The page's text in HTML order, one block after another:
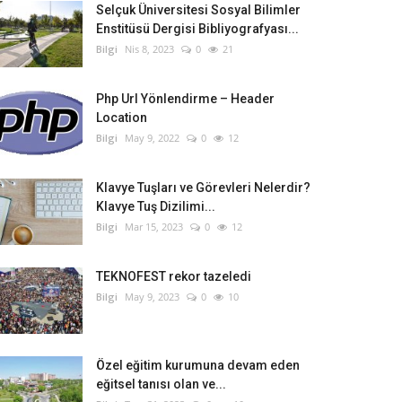
Selçuk Üniversitesi Sosyal Bilimler
Enstitüsü Dergisi Bibliyografyası...
Bilgi Nis 8, 2023 0 21
Php Url Yönlendirme – Header
Location
Bilgi May 9, 2022 0 12
Klavye Tuşları ve Görevleri Nelerdir?
Klavye Tuş Dizilimi...
Bilgi Mar 15, 2023 0 12
TEKNOFEST rekor tazeledi
Bilgi May 9, 2023 0 10
Özel eğitim kurumuna devam eden
eğitsel tanısı olan ve...